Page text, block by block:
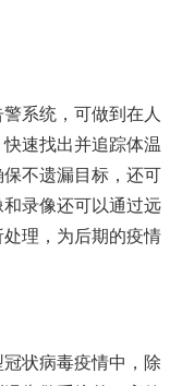
系统，可做到在人
速找出并追踪体温
不遗漏目标，还可
录像还可以通过远
理，为后期的疫情
状病毒疫情中，除